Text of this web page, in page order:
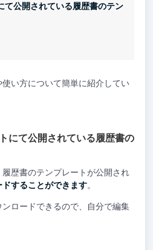
公開されている履歴書のテン
い方について簡単に紹介してい
にて公開されている履歴書の
履歴書のテンプレートが公開され
することができます。
ロードできるので、自分で編集